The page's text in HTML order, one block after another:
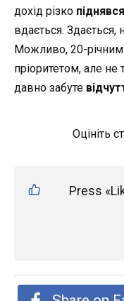
дохід різко піднявся
вдається. Здається,
Можливо, 20-
пріоритетом, але не
давно забуте
Оцініть
Press